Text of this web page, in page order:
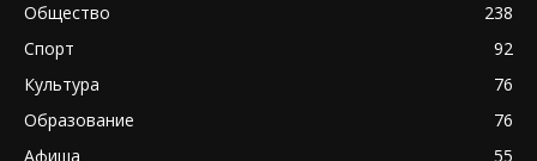
Общество
238
Спорт
92
Культура
76
Образование
76
Афиша
55